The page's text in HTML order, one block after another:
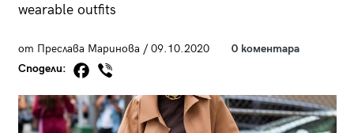
wearable outfits
от Преслава Маринова / 09.10.2020
0 коментара
Сподели: